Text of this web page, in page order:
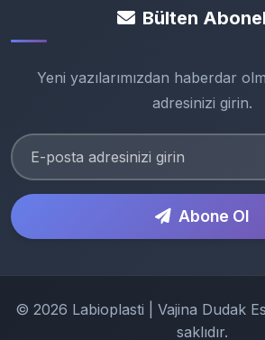
Bülten
Yeni yazılarımızdan haberdar
adresinizi girin.
Abone Ol
© 2026 Labioplasti | Vajina Dudak
saklıdır.